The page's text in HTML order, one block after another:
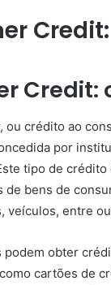
Credit:
ou crédito ao
por
tipo de
de bens de
veículos, entre
podem obter
cartões de